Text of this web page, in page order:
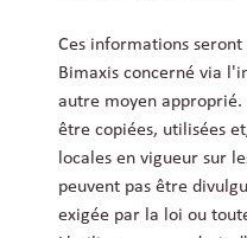
Ces informations
Bimaxis concerné via
autre moyen
être copiées, utilisées
locales en vigueur sur
peuvent pas être
exigée par la loi ou